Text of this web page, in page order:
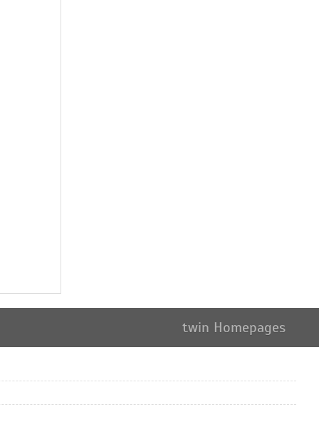
twin Homepages